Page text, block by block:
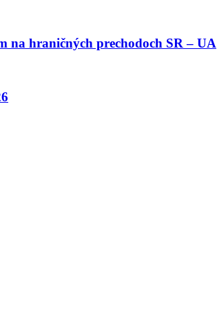
na hraničných prechodoch SR – UA